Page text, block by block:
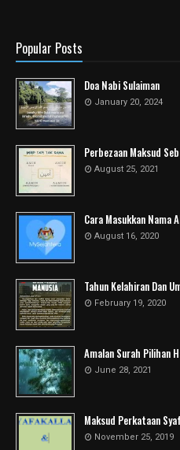
Popular Posts
Doa Nabi Sulaiman
January 20, 2024
Perbezaan Maksud
August 25, 2021
Cara Masukkan Nama
August 16, 2020
Tahun Kelahiran Dan
February 19, 2020
Amalan Surah Pilihan
June 28, 2021
Maksud Perkataan
November 25, 2019